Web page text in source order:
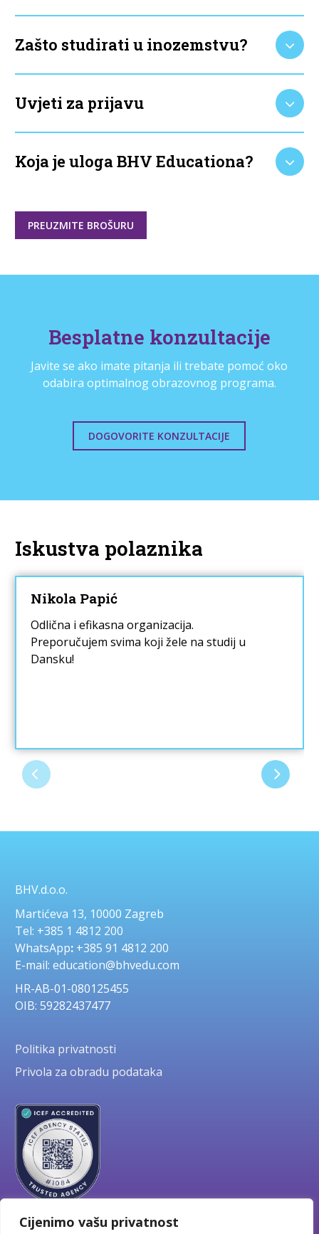
Cijenimo vašu privatnost
Zašto studirati u inozemstvu?
Uvjeti za prijavu
Koja je uloga BHV Educationa?
PREUZMITE BROŠURU
Besplatne konzultacije
Javite se ako imate pitanja ili trebate pomoć oko
odabira optimalnog obrazovnog programa.
DOGOVORITE KONZULTACIJE
Iskustva polaznika
Nikola Papić
Odlična i efikasna organizacija.
Preporučujem svima koji žele na studij u
Dansku!
BHV.d.o.o.
Martićeva 13, 10000 Zagreb
Tel: +385 1 4812 200
WhatsApp:+385 91 4812 200
E-mail: education@bhvedu.com
HR-AB-01-080125455
OIB: 59282437477
Politika privatnosti
Privola za obradu podataka